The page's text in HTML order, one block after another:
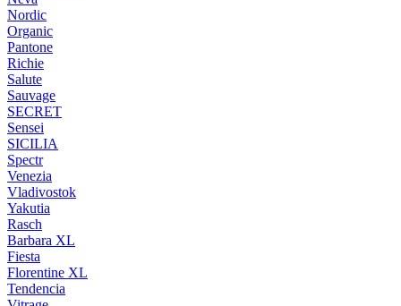
Nordic
Organic
Pantone
Richie
Salute
Sauvage
SECRET
Sensei
SICILIA
Spectr
Venezia
Vladivostok
Yakutia
Rasch
Barbara XL
Fiesta
Florentine XL
Tendencia